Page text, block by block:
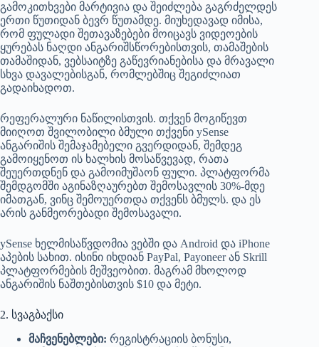
გამოკითხვები მარტივია და შეიძლება გაგრძელდეს
ერთი წუთიდან ბევრ წუთამდე. მიუხედავად იმისა,
რომ ფულადი შეთავაზებები მოიცავს ვიდეოების
ყურებას ნაღდი ანგარიშსწორებისთვის, თამაშების
თამაშიდან, ვებსაიტზე გაწევრიანებისა და მრავალი
სხვა დავალებისგან, რომლებშიც შეგიძლიათ
გადაიხადოთ.
რეფერალური ნაწილისთვის. თქვენ მოგიწევთ
მიიღოთ შვილობილი ბმული თქვენი ySense
ანგარიშის შემაჯამებელი გვერდიდან, შემდეგ
გამოიყენოთ ის ხალხის მოსაწვევად, რათა
შეუერთდნენ და გამოიმუშაონ ფული. პლატფორმა
შემდგომში აგინაზღაურებთ შემოსავლის 30%-მდე
იმათგან, ვინც შემოუერთდა თქვენს ბმულს. და ეს
არის განმეორებადი შემოსავალი.
ySense ხელმისაწვდომია ვებში და Android და iPhone
აპების სახით. ისინი იხდიან PayPal, Payoneer ან Skrill
პლატფორმების მეშვეობით. მაგრამ მხოლოდ
ანგარიშის ნაშთებისთვის $10 და მეტი.
2. სვაგბაქსი
მაჩვენებლები: რეგისტრაციის ბონუსი,